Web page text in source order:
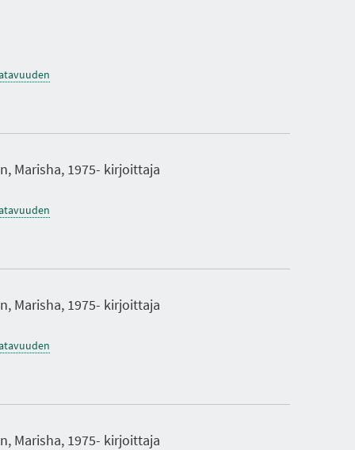
Marisha, 1975- kirjoittaja
Marisha, 1975- kirjoittaja
Marisha, 1975- kirjoittaja